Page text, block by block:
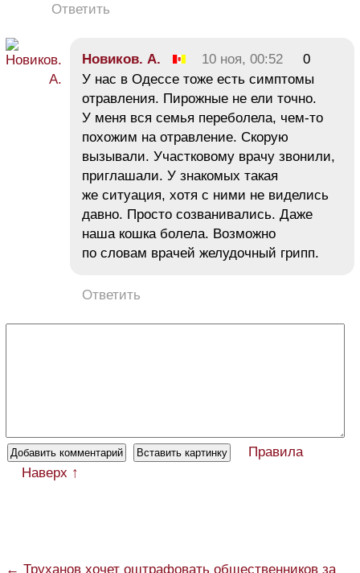
Ответить
Новиков. А. 10 ноя, 00:52
0
У нас в Одессе тоже есть симптомы
отравления. Пирожные не ели точно.
У меня вся семья переболела, чем-то
похожим на отравление. Скорую
вызывали. Участковому врачу звонили,
приглашали. У знакомых такая
же ситуация, хотя с ними не виделись
давно. Просто созванивались. Даже
наша кошка болела. Возможно
по словам врачей желудочный грипп.
Ответить
Правила
Наверх ↑
← Труханов хочет оштрафовать общественников за